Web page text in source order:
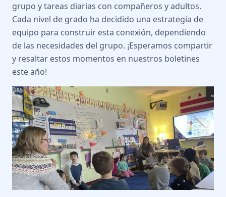
grupo y tareas diarias con compañeros y adultos.
Cada nivel de grado ha decidido una estrategia de
equipo para construir esta conexión, dependiendo
de las necesidades del grupo. ¡Esperamos compartir
y resaltar estos momentos en nuestros boletines
este año!